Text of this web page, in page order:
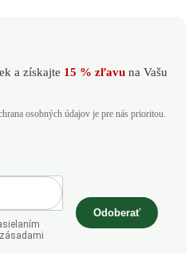
a získajte 15 % zľavu na Vašu
osobných údajov je pre nás prioritou.
Odoberať